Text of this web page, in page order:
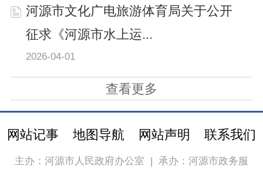
河源市文化广电旅游体育局关于公开
征求《河源市水上运...
2026-04-01
查看更多
网站记事 地图导航 网站声明 联系我们
主办：河源市人民政府办公室 承办：河源市政务服